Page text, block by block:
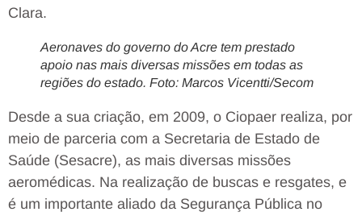
Clara.
Aeronaves do governo do Acre tem prestado
apoio nas mais diversas missões em todas as
regiões do estado. Foto: Marcos Vicentti/Secom
Desde a sua criação, em 2009, o Ciopaer realiza, por
meio de parceria com a Secretaria de Estado de
Saúde (Sesacre), as mais diversas missões
aeromédicas. Na realização de buscas e resgates, e
é um importante aliado da Segurança Pública no